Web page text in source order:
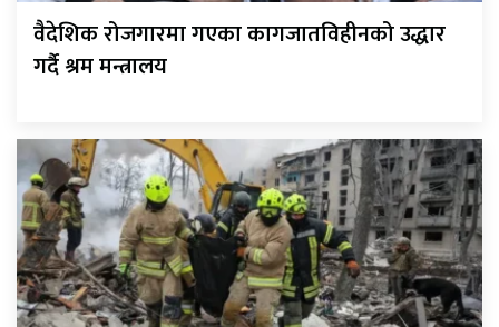
वैदेशिक रोजगारमा गएका कागजातविहीनको उद्धार
गर्दै श्रम मन्त्रालय